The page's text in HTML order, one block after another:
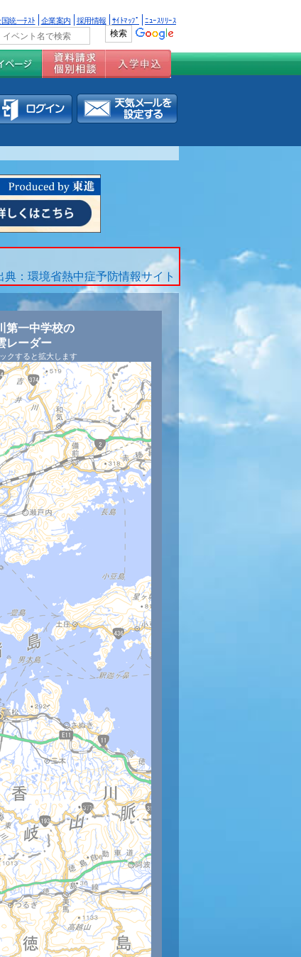
統一ﾃｽﾄ 企業案内 採用情報 ｻｲﾄﾏｯﾌﾟ ﾆｭｰｽﾘﾘｰｽ
：環境省熱中症予防情報サイト
11時 12時 13時 14時
第一中学校の
レーダー
クすると拡大します